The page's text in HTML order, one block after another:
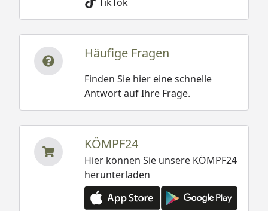
Häufige Fragen
Finden Sie hier eine schnelle
Antwort auf Ihre Frage.
KÖMPF24
Hier können Sie unsere KÖMPF24
herunterladen